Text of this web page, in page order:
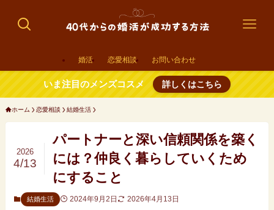
婚活 恋愛相談 お問い合わせ
いま注目のメンズコスメ 詳しくはこちら
ホーム 恋愛相談 結婚生活
パートナーと深い信頼関係を築く
には？仲良く暮らしていくため
にすること
2026
4/13
結婚生活 2024年9月2日 2026年4月13日